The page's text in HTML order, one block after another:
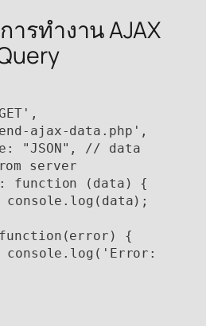
รทำงาน AJAX
server